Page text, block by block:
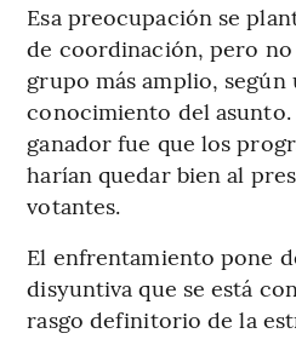
Esa preocupación se
de coordinación, pero
grupo más amplio,
conocimiento del
ganador fue que los
harían quedar bien al
votantes.
El enfrentamiento pone
disyuntiva que se está
rasgo definitorio de la